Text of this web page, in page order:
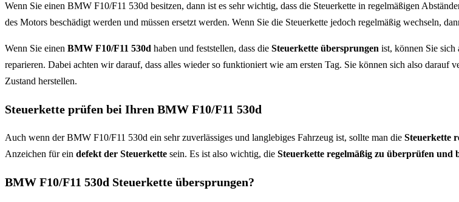
Wenn Sie einen BMW F10/F11 530d besitzen, dann ist es sehr wichtig, dass die Steuerkette in regelmäßigen
des Motors beschädigt werden und müssen ersetzt werden. Wenn Sie die Steuerkette jedoch regelmäßig wechseln,
Wenn Sie einen BMW F10/F11 530d haben und feststellen, dass die Steuerkette übersprungen ist, können Sie
reparieren. Dabei achten wir darauf, dass alles wieder so funktioniert wie am ersten Tag. Sie können sich also
Zustand herstellen.
Steuerkette prüfen bei Ihren BMW F10/F11 530d
Auch wenn der BMW F10/F11 530d ein sehr zuverlässiges und langlebiges Fahrzeug ist, sollte man die Steuerkette
Anzeichen für ein defekt der Steuerkette sein. Es ist also wichtig, die Steuerkette regelmäßig zu überprüfen und
BMW F10/F11 530d Steuerkette übersprungen?